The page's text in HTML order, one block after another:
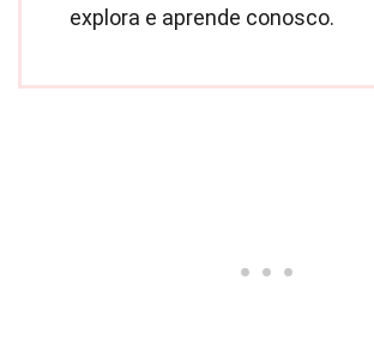
explora e aprende conosco.